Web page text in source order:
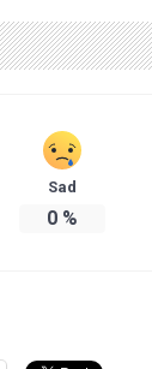
Sad
0%